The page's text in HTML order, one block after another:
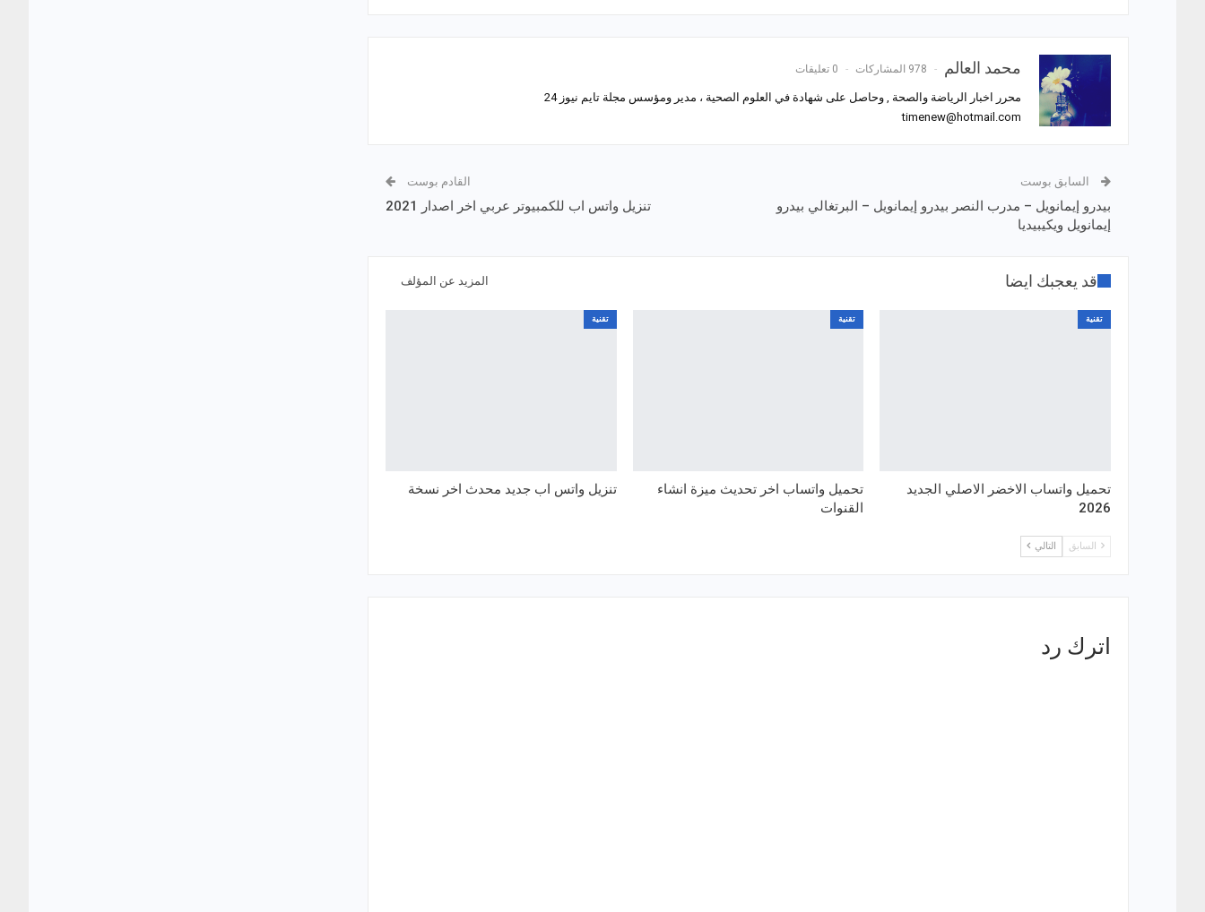
محمد العالم 978 المشاركات 0 تعليقات
محرر اخبار الرياضة والصحة , وحاصل على شهادة في العلوم الصحية ، مدير ومؤسس مجلة تايم نيوز 24
timenew@hotmail.com
السابق بوست
بيدرو إيمانويل – مدرب النصر بيدرو إيمانويل – البرتغالي بيدرو
إيمانويل ويكيبيديا
القادم بوست
تنزيل واتس اب للكمبيوتر عربي اخر اصدار 2021
قد يعجبك ايضا المزيد عن المؤلف
تقنية
تحميل واتساب الاخضر الاصلي الجديد
2026
تقنية
تحميل واتساب اخر تحديث ميزة انشاء
القنوات
تقنية
تنزيل واتس اب جديد محدث اخر نسخة
السابق التالي
اترك رد